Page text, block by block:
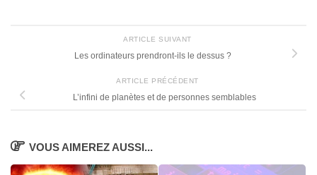
ARTICLE SUIVANT
Les ordinateurs prendront-ils le dessus ?
ARTICLE PRÉCÉDENT
L’infini de planètes et de personnes semblables
VOUS AIMEREZ AUSSI...